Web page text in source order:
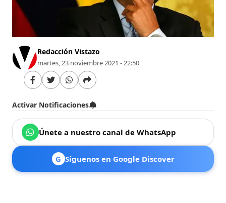
Redacción Vistazo
martes, 23 noviembre 2021 - 22:50
Activar Notificaciones
Únete a nuestro canal de WhatsApp
G Síguenos en Google Discover